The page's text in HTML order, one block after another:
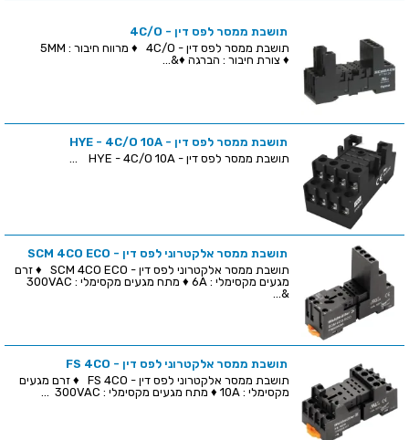
תושבת ממסר לפס דין - 4C/O
תושבת ממסר לפס דין - 4C/O ♦ מרווח חיבור : 5MM
♦ צורת חיבור : הברגה ♦&...
תושבת ממסר לפס דין - HYE - 4C/O 10A
תושבת ממסר לפס דין - HYE - 4C/O 10A ...
תושבת ממסר אלקטרוני לפס דין - SCM 4CO ECO
תושבת ממסר אלקטרוני לפס דין - SCM 4CO ECO ♦ זרם
מגעים מקסימלי : 6A ♦ מתח מגעים מקסימלי : 300VAC
&...
תושבת ממסר אלקטרוני לפס דין - FS 4CO
תושבת ממסר אלקטרוני לפס דין - FS 4CO ♦ זרם מגעים
מקסימלי : 10A ♦ מתח מגעים מקסימלי : 300VAC ...